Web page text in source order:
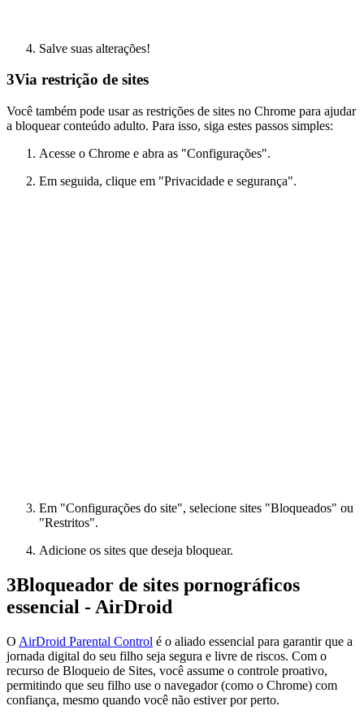
Salve suas alterações!
3Via restrição de sites
Você também pode usar as restrições de sites no Chrome para ajudar
a bloquear conteúdo adulto. Para isso, siga estes passos simples:
Acesse o Chrome e abra as "Configurações".
Em seguida, clique em "Privacidade e segurança".
Em "Configurações do site", selecione sites "Bloqueados" ou
"Restritos".
Adicione os sites que deseja bloquear.
3Bloqueador de sites pornográficos
essencial - AirDroid
O AirDroid Parental Control é o aliado essencial para garantir que a
jornada digital do seu filho seja segura e livre de riscos. Com o
recurso de Bloqueio de Sites, você assume o controle proativo,
permitindo que seu filho use o navegador (como o Chrome) com
confiança, mesmo quando você não estiver por perto.